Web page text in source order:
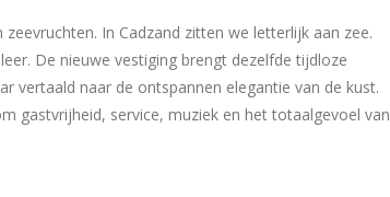
In Cadzand zitten we letterlijk aan zee.
De nieuwe vestiging brengt dezelfde tijdloze
vertaald naar de ontspannen elegantie van de kust.
gastvrijheid, service, muziek en het totaalgevoel van